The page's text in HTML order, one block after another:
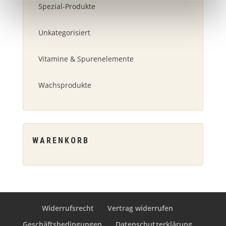
Spezial-Produkte
Unkategorisiert
Vitamine & Spurenelemente
Wachsprodukte
WARENKORB
Widerrufsrecht
Vertrag widerrufen
Geschäftsbedingungen
Datenschutzerklärung